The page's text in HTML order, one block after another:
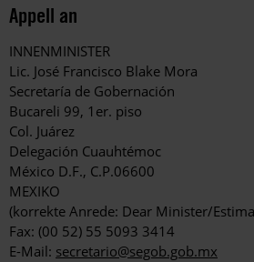
Appell an
INNENMINISTER
Lic. José Francisco Blake Mora
Secretaría de Gobernación
Bucareli 99, 1er. piso
Col. Juárez
Delegación Cuauhtémoc
México D.F., C.P.06600
MEXIKO
(korrekte Anrede: Dear Minister/
Fax: (00 52) 55 5093 3414
E-Mail: secretario@segob.gob.mx